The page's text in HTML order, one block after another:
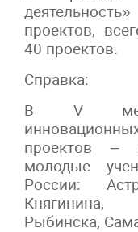
проектов,
40 проектов.
Справка:
В V
проектов –
молодые
России:
Рыбинска,